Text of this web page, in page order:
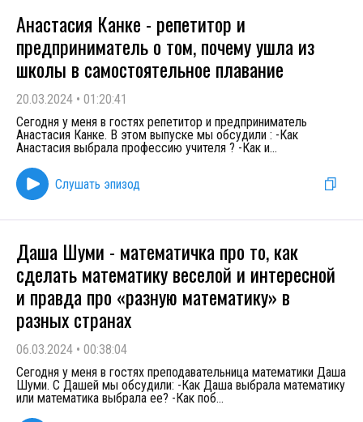
Анастасия Канке - репетитор и
предприниматель о том, почему ушла из
школы в самостоятельное плавание
20.03.2024 • 01:20:41
Сегодня у меня в гостях репетитор и предприниматель
Анастасия Канке. В этом выпуске мы обсудили : -Как
Анастасия выбрала профессию учителя ? -Как и...
Слушать эпизод
Даша Шуми - математичка про то, как
сделать математику веселой и интересной
и правда про «разную математику» в
разных странах
06.03.2024 • 00:38:04
Сегодня у меня в гостях преподавательница математики Даша
Шуми. С Дашей мы обсудили: -Как Даша выбрала математику
или математика выбрала ее? -Как поб...